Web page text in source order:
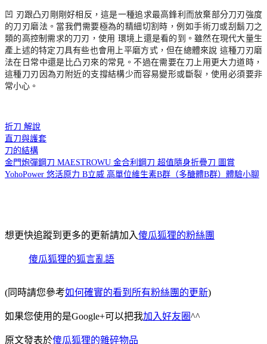
凹 刃跟凸刃剛剛好相反，這是一種追求最高鋒利而放棄部分刀刃強度
的刀刃磨法。當我們需要極為的精細切割時，例如手術刀或刮鬍刀之
類的高控制需求的刀刃，使用 環境上還是看的到。雖然在現代大量生
產上述的特定刀具有些也會用上平磨方式，但在總體來說 這種刀刃磨
法在日常中還是比凸刃來的常見。不過在需要在刀上用更大力道時，
這種刀刃因為刃附近的支撐結構少而容易變形或斷裂，使用必須要非
常小心。
折刀 解說
直刀與護套
刀的結構
金門炮彈鋼刀 MAESTROWU 金合利鋼刀 超值隨身折疊刀 圖賞
YohoPower 悠活原力 B立威 高單位維生素B群（多醣體B群）體驗小聊
想更快追蹤到更多的更新請加入傻瓜狐狸的粉絲團
傻瓜狐狸的狐言亂語
(同時請您參考如何確實的看到所有粉絲團的更新)
如果您使用的是Google+可以把我加入好友圈^^
原文發表於傻瓜狐狸的雜碎物品